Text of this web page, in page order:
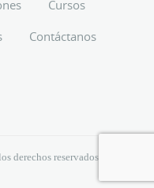
Cursos
Contáctanos
derechos reservados.